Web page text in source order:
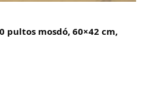
pultos mosdó, 60×42 cm,